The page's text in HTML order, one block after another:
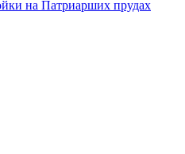
на Патриарших прудах